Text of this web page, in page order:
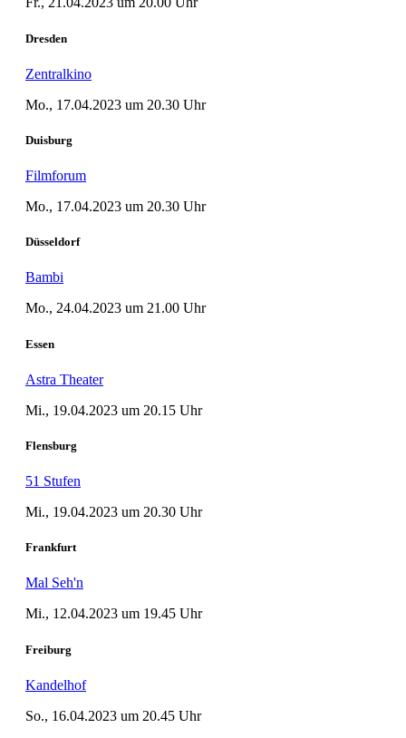
Dresden
Zentralkino
Mo., 17.04.2023 um 20.30 Uhr
Duisburg
Filmforum
Mo., 17.04.2023 um 20.30 Uhr
Düsseldorf
Bambi
Mo., 24.04.2023 um 21.00 Uhr
Essen
Astra Theater
Mi., 19.04.2023 um 20.15 Uhr
Flensburg
51 Stufen
Mi., 19.04.2023 um 20.30 Uhr
Frankfurt
Mal Seh'n
Mi., 12.04.2023 um 19.45 Uhr
Freiburg
Kandelhof
So., 16.04.2023 um 20.45 Uhr